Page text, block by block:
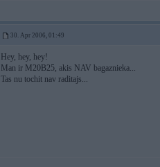
30. Apr 2006, 01:49
Hey, hey, hey!
Man ir M20B25, akis NAV bagaznieka...
Tas nu tochit nav raditajs...